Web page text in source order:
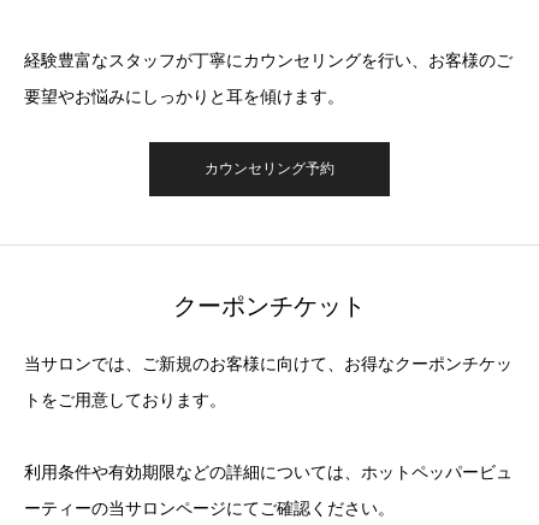
経験豊富なスタッフが丁寧にカウンセリングを行い、お客様のご
要望やお悩みにしっかりと耳を傾けます。
カウンセリング予約
クーポンチケット
当サロンでは、ご新規のお客様に向けて、お得なクーポンチケッ
トをご用意しております。
利用条件や有効期限などの詳細については、ホットペッパービュ
ーティーの当サロンページにてご確認ください。